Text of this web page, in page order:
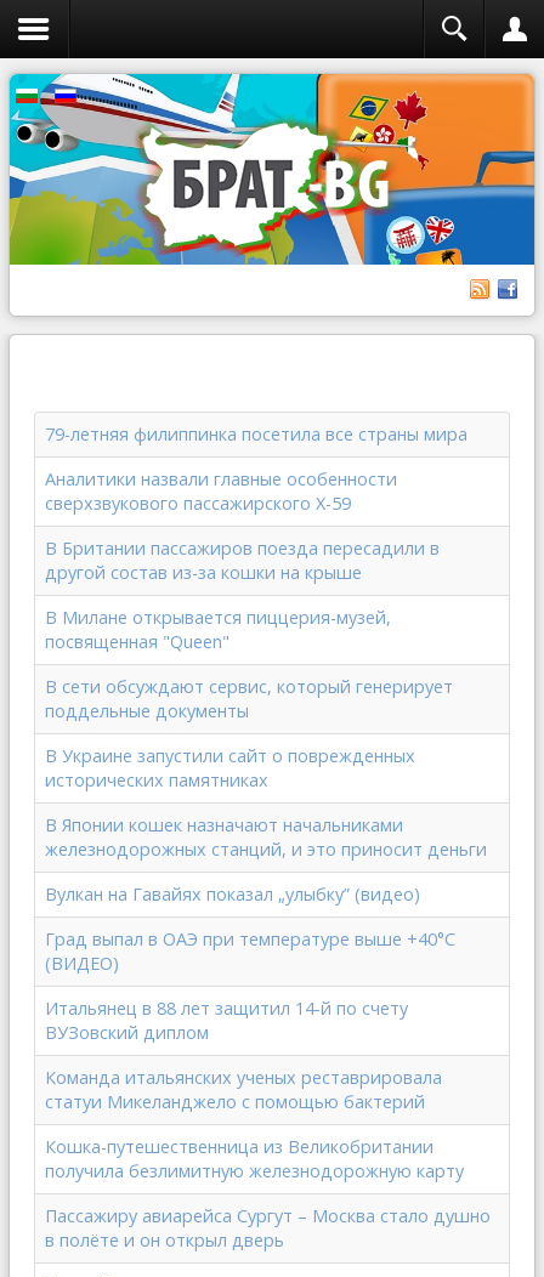
79-летняя филиппинка посетила все страны мира
Аналитики назвали главные особенности
сверхзвукового пассажирского X-59
В Британии пассажиров поезда пересадили в
другой состав из-за кошки на крыше
В Милане открывается пиццерия-музей,
посвященная "Queen"
В сети обсуждают сервис, который генерирует
поддельные документы
В Украине запустили сайт о поврежденных
исторических памятниках
В Японии кошек назначают начальниками
железнодорожных станций, и это приносит деньги
Вулкан на Гавайях показал „улыбку” (видео)
Град выпал в ОАЭ при температуре выше +40°C
(ВИДЕО)
Итальянец в 88 лет защитил 14-й по счету
ВУЗовский диплом
Команда итальянских ученых реставрировала
статуи Микеланджело с помощью бактерий
Кошка-путешественница из Великобритании
получила безлимитную железнодорожную карту
Пассажиру авиарейса Сургут – Москва стало душно
в полёте и он открыл дверь